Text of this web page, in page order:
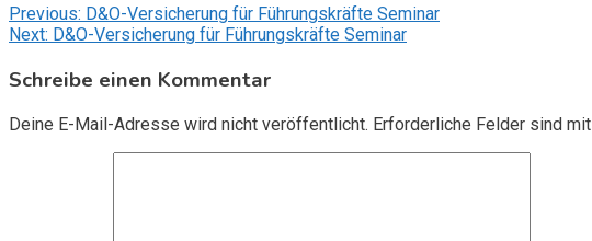
Beitragsnavigation
Previous: D&O-Versicherung für Führungskräfte Seminar
Next: D&O-Versicherung für Führungskräfte Seminar
Schreibe einen Kommentar
Deine E-Mail-Adresse wird nicht veröffentlicht. Erforderliche Felder sind mit